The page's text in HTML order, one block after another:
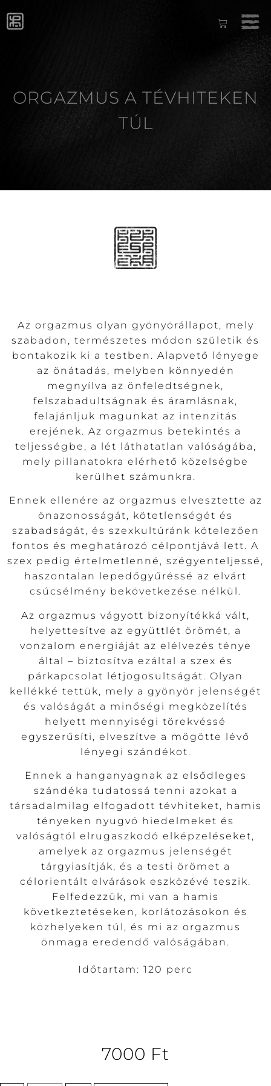
ORGAZMUS A TÉVHITEKEN
TÚL
Az orgazmus olyan gyönyörállapot, mely
szabadon, természetes módon születik és
bontakozik ki a testben. Alapvető lényege
az önátadás, melyben könnyedén
megnyílva az önfeledtségnek,
felszabadultságnak és áramlásnak,
felajánljuk magunkat az intenzitás
erejének. Az orgazmus betekintés a
teljességbe, a lét láthatatlan valóságába,
mely pillanatokra elérhető közelségbe
kerülhet számunkra.
Ennek ellenére az orgazmus elvesztette az
önazonosságát, kötetlenségét és
szabadságát, és szexkultúránk kötelezően
fontos és meghatározó célpontjává lett. A
szex pedig értelmetlenné, szégyenteljessé,
haszontalan lepedőgyűréssé az elvárt
csúcsélmény bekövetkezése nélkül.
Az orgazmus vágyott bizonyítékká vált,
helyettesítve az együttlét örömét, a
vonzalom energiáját az elélvezés ténye
által – biztosítva ezáltal a szex és
párkapcsolat létjogosultságát. Olyan
kellékké tettük, mely a gyönyör jelenségét
és valóságát a minőségi megközelítés
helyett mennyiségi törekvéssé
egyszerűsíti, elveszítve a mögötte lévő
lényegi szándékot.
Ennek a hanganyagnak az elsődleges
szándéka tudatossá tenni azokat a
társadalmilag elfogadott tévhiteket, hamis
tényeken nyugvó hiedelmeket és
valóságtól elrugaszkodó elképzeléseket,
amelyek az orgazmus jelenségét
tárgyiasítják, és a testi örömet a
célorientált elvárások eszközévé teszik.
Felfedezzük, mi van a hamis
következtetéseken, korlátozásokon és
közhelyeken túl, és mi az orgazmus
önmaga eredendő valóságában.
Időtartam: 120 perc
7000 Ft